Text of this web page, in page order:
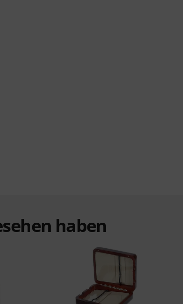
haben